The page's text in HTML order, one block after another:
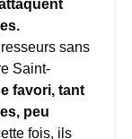
sans
Saint-
favori, tant
peu
fois, ils